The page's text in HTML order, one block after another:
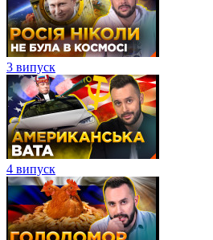
3 випуск
4 випуск